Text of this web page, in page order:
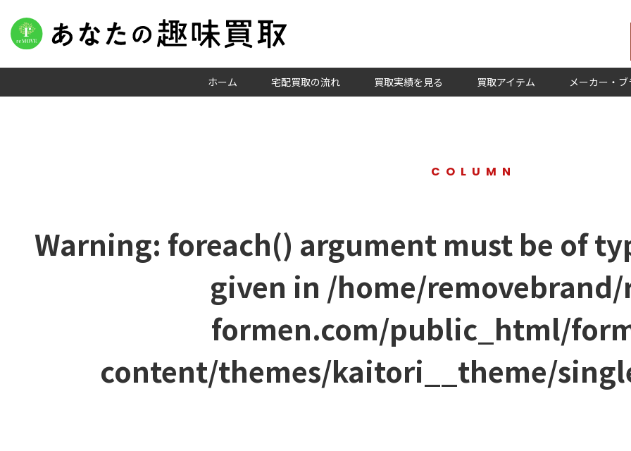
ホーム 宅配買取の流れ 買取実績を見る 買取アイテム メーカー・
COLUMN
Warning: foreach() argument must be of
given in /home/removebrand/
formen.com/public_html/
content/themes/kaitori__theme/